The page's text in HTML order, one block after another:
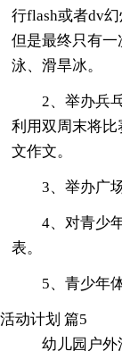
行flash或者dv
但是最终只有一
泳、滑旱冰。
2、举办兵
利用双周末将
文作文。
3、举办广
4、对青少
表。
5、青少年
活动计划 篇5
幼儿园户